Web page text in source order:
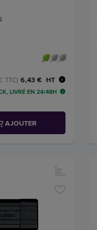
6,43 € HT
TTC)
LIVRÉ EN 24/48H
AJOUTER